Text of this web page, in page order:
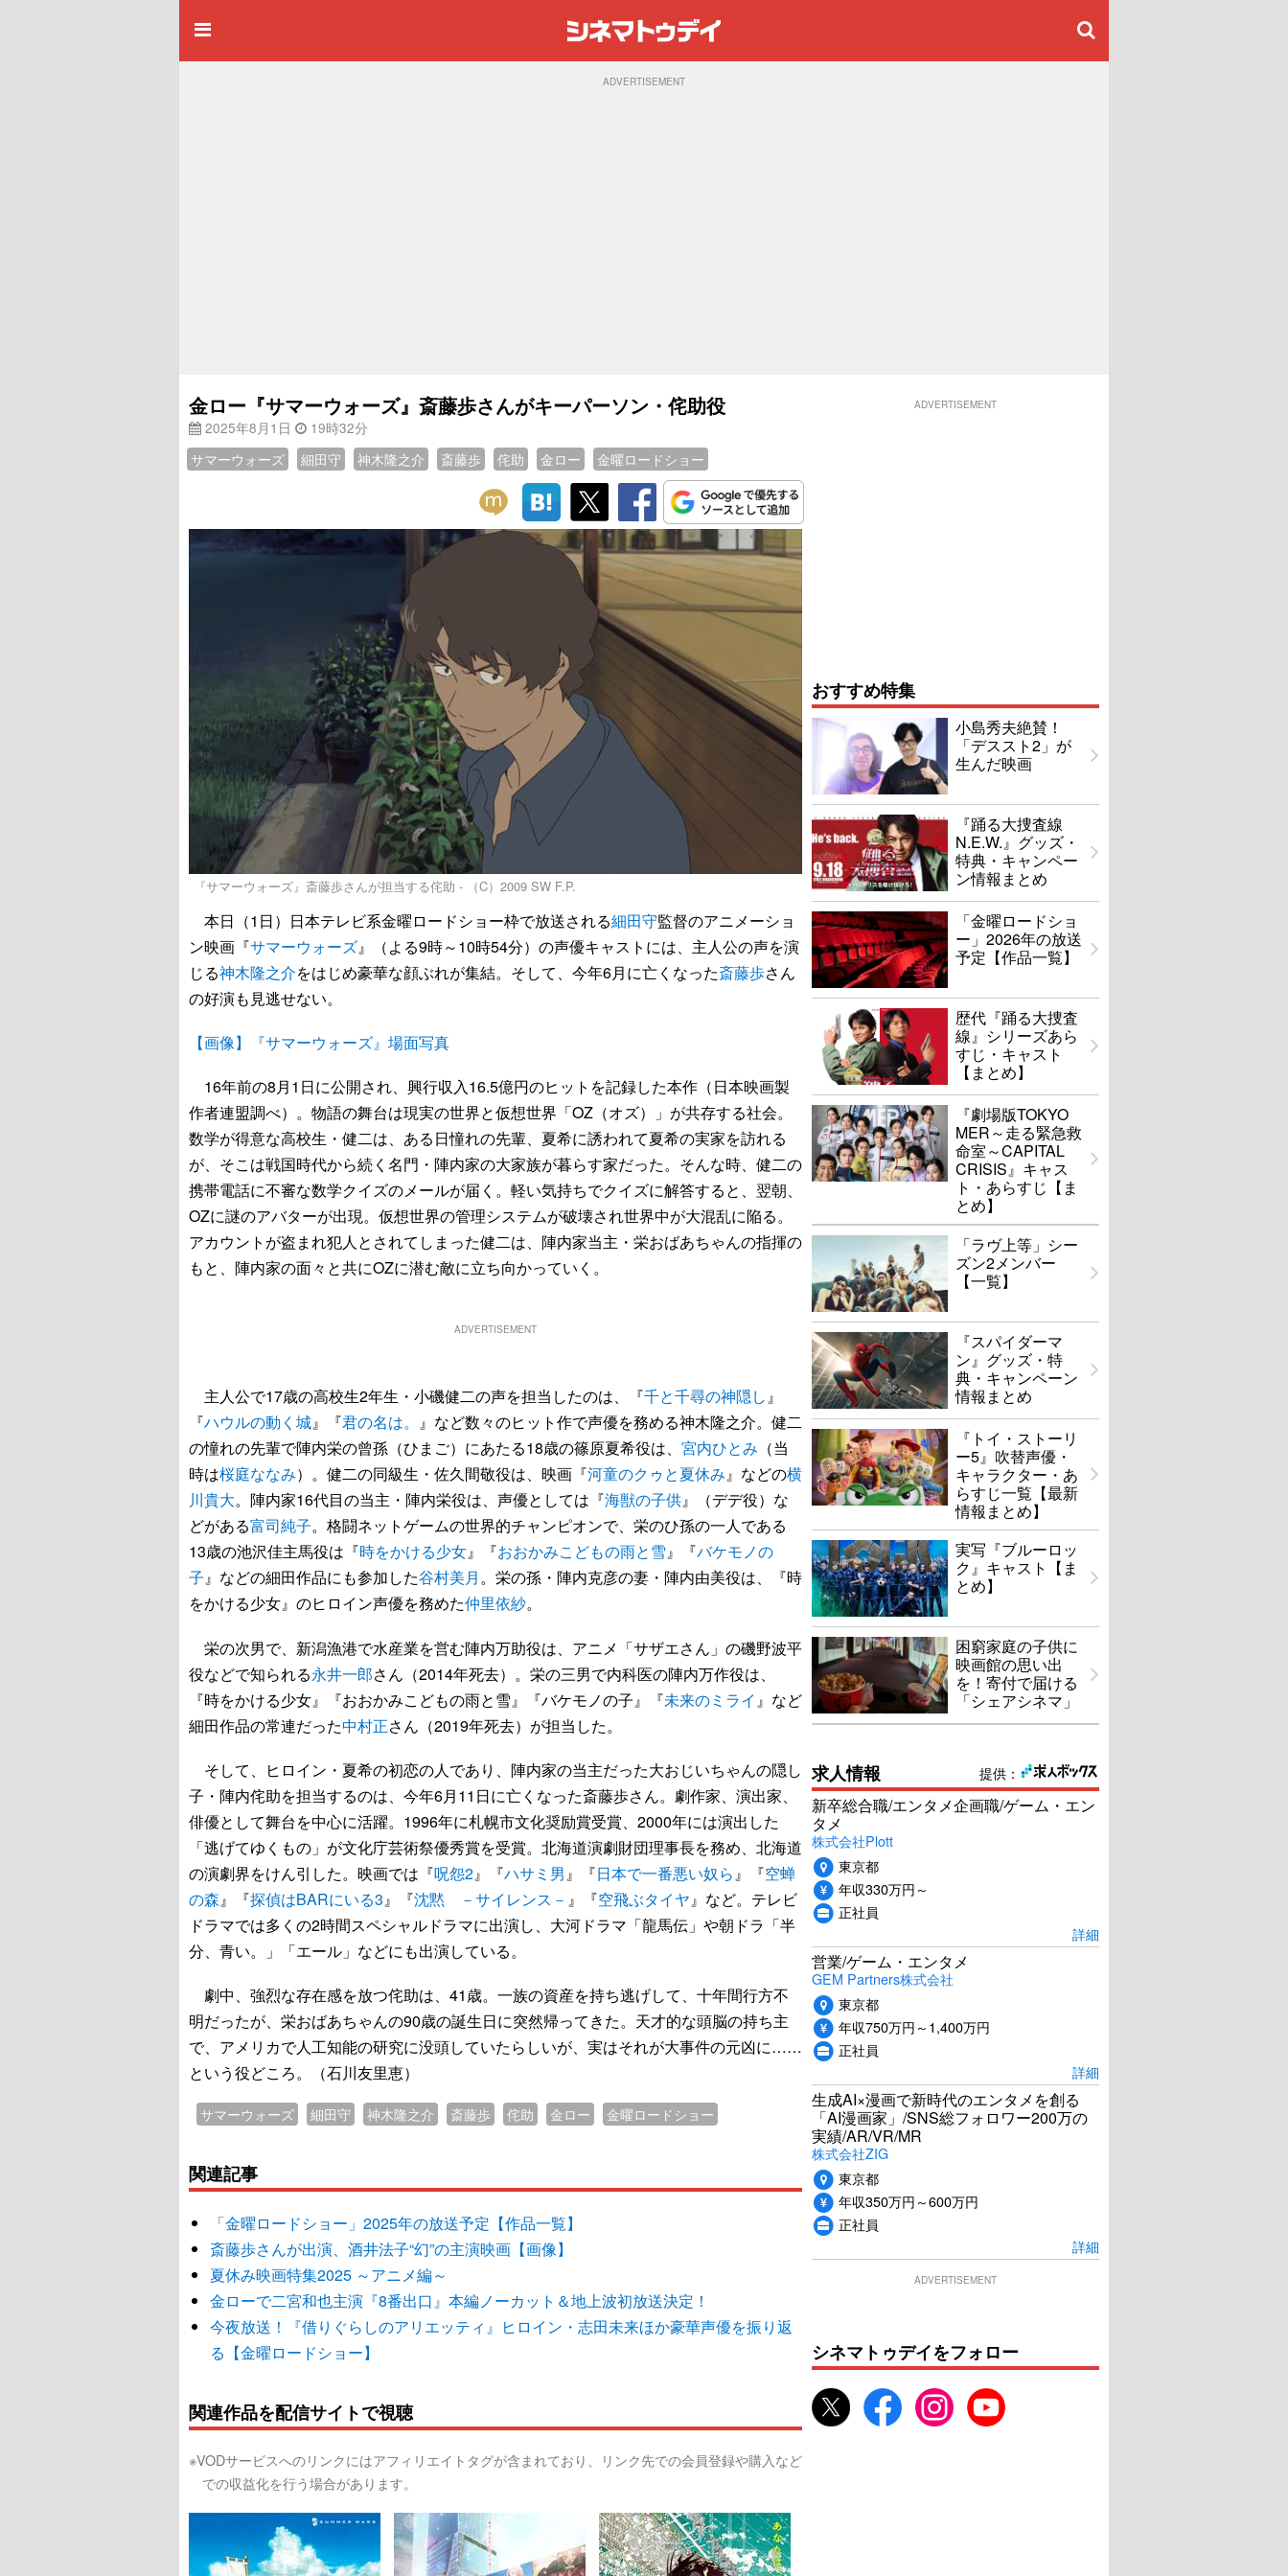
ADVERTISEMENT
金ロー『サマーウォーズ』斎藤歩さんがキーパーソン・侘助役
2025年8月1日
19時32分
サマーウォーズ
細田守 神木隆之介 斎藤歩 侘助 金ロー 金曜ロードショー
『サマーウォーズ』斎藤歩さんが担当する侘助 - （C）2009 SW F.P.
本日（1日）日本テレビ系金曜ロードショー枠で放送される細田守監督のアニメーショ
ン映画『サマーウォーズ』（よる9時～10時54分）の声優キャストには、主人公の声を演
じる神木隆之介をはじめ豪華な顔ぶれが集結。そして、今年6月に亡くなった斎藤歩さん
の好演も見逃せない。
【画像】『サマーウォーズ』場面写真
16年前の8月1日に公開され、興行収入16.5億円のヒットを記録した本作（日本映画製
作者連盟調べ）。物語の舞台は現実の世界と仮想世界「OZ（オズ）」が共存する社会。
数学が得意な高校生・健二は、ある日憧れの先輩、夏希に誘われて夏希の実家を訪れる
が、そこは戦国時代から続く名門・陣内家の大家族が暮らす家だった。そんな時、健二の
携帯電話に不審な数学クイズのメールが届く。軽い気持ちでクイズに解答すると、翌朝、
OZに謎のアバターが出現。仮想世界の管理システムが破壊され世界中が大混乱に陥る。
アカウントが盗まれ犯人とされてしまった健二は、陣内家当主・栄おばあちゃんの指揮の
もと、陣内家の面々と共にOZに潜む敵に立ち向かっていく。
ADVERTISEMENT
主人公で17歳の高校生2年生・小磯健二の声を担当したのは、『千と千尋の神隠し』
『ハウルの動く城』『君の名は。 』など数々のヒット作で声優を務める神木隆之介。健二
の憧れの先輩で陣内栄の曾孫（ひまご）にあたる18歳の篠原夏希役は、 宮内ひとみ （当
時は桜庭ななみ）。健二の同級生・佐久間敬役は、映画『河童のクゥと夏休み』などの横
川貴大。陣内家16代目の当主・陣内栄役は、声優としては『海獣の子供』（デデ役）な
どがある富司純子。格闘ネットゲームの世界的チャンピオンで、栄のひ孫の一人である
13歳の池沢佳主馬役は『時をかける少女』『おおかみこどもの雨と雪』『バケモノの
子』などの細田作品にも参加した谷村美月。栄の孫・陣内克彦の妻・陣内由美役は、『時
をかける少女』のヒロイン声優を務めた仲里依紗。
栄の次男で、新潟漁港で水産業を営む陣内万助役は、アニメ「サザエさん」の磯野波平
役などで知られる永井一郎さん（2014年死去）。栄の三男で内科医の陣内万作役は、
『時をかける少女』『おおかみこどもの雨と雪』『バケモノの子』『未来のミライ 』など
細田作品の常連だった中村正さん（2019年死去）が担当した。
そして、ヒロイン・夏希の初恋の人であり、陣内家の当主だった大おじいちゃんの隠し
子・陣内侘助を担当するのは、今年6月11日に亡くなった斎藤歩さん。劇作家、演出家、
俳優として舞台を中心に活躍。1996年に札幌市文化奨励賞受賞、2000年には演出した
「逃げてゆくもの」が文化庁芸術祭優秀賞を受賞。北海道演劇財団理事長を務め、北海道
の演劇界をけん引した。映画では『呪怨2』『ハサミ男』『日本で一番悪い奴ら』『空蝉
の森』『探偵はBARにいる3』『沈黙 －サイレンス－ 』『空飛ぶタイヤ』など。テレビ
ドラマでは多くの2時間スペシャルドラマに出演し、大河ドラマ「龍馬伝」や朝ドラ「半
分、青い。」「エール」などにも出演している。
劇中、強烈な存在感を放つ侘助は、41歳。一族の資産を持ち逃げして、十年間行方不
明だったが、栄おばあちゃんの90歳の誕生日に突然帰ってきた。天才的な頭脳の持ち主
で、アメリカで人工知能の研究に没頭していたらしいが、実はそれが大事件の元凶に……
という役どころ。（石川友里恵）
サマーウォーズ 細田守 神木隆之介 斎藤歩 侘助 金ロー 金曜ロードショー
関連記事
「金曜ロードショー」2025年の放送予定【作品一覧】
斎藤歩さんが出演、酒井法子“幻”の主演映画【画像】
夏休み映画特集2025 ～アニメ編～
金ローで二宮和也主演『8番出口』本編ノーカット＆地上波初放送決定！
今夜放送！『借りぐらしのアリエッティ』ヒロイン・志田未来ほか豪華声優を振り返
る【金曜ロードショー】
関連作品を配信サイトで視聴
※VODサービスへのリンクにはアフィリエイトタグが含まれており、リンク先での会員登録や購入など
での収益化を行う場合があります。
ADVERTISEMENT
おすすめ特集
小島秀夫絶賛！
「デススト2」が
生んだ映画
『踊る大捜査線
N.E.W.』グッズ・
特典・キャンペー
ン情報まとめ
「金曜ロードショ
ー」2026年の放送
予定【作品一覧】
歴代『踊る大捜査
線』シリーズあら
すじ・キャスト
【まとめ】
『劇場版TOKYO
MER～走る緊急救
命室～CAPITAL
CRISIS』キャス
ト・あらすじ【ま
とめ】
「ラヴ上等」シー
ズン2メンバー
【一覧】
『スパイダーマ
ン』グッズ・特
典・キャンペーン
情報まとめ
『トイ・ストーリ
ー5』吹替声優・
キャラクター・あ
らすじ一覧【最新
情報まとめ】
実写『ブルーロッ
ク』キャスト【ま
とめ】
困窮家庭の子供に
映画館の思い出
を！寄付で届ける
「シェアシネマ」
提供：
求人情報
新卒総合職/エンタメ企画職/ゲーム・エン
タメ
株式会社Plott
東京都
年収330万円～
正社員
詳細
営業/ゲーム・エンタメ
GEM Partners株式会社
東京都
年収750万円～1,400万円
正社員
詳細
生成AI×漫画で新時代のエンタメを創る
「AI漫画家」/SNS総フォロワー200万の
実績/AR/VR/MR
株式会社ZIG
東京都
年収350万円～600万円
正社員
詳細
ADVERTISEMENT
シネマトゥデイをフォロー